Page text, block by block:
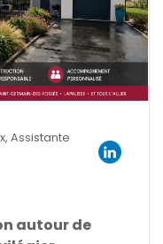
Assistante
autour de